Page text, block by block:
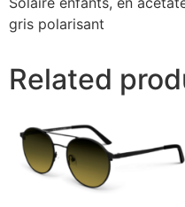
gris polarisant
Related